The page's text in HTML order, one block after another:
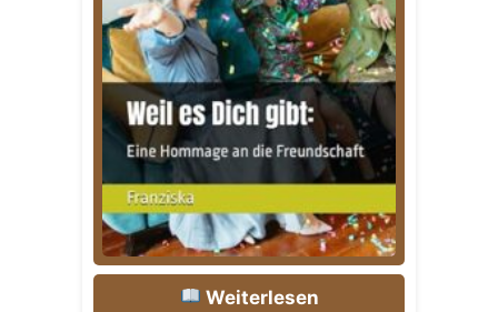
Weiterlesen